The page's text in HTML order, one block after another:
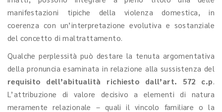
manifestazioni tipiche della violenza domestica, in
coerenza con un’interpretazione evolutiva e sostanziale
del concetto di maltrattamento.
Qualche perplessità può destare la tenuta argomentativa
della pronuncia esaminata in relazione alla sussistenza del
requisito dell’abitualità richiesto dall’art. 572 c.p.
L’attribuzione di valore decisivo a elementi di natura
meramente relazionale – quali il vincolo familiare o la